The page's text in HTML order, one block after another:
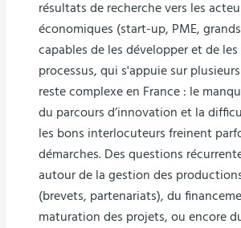
résultats de recherche vers les
économiques (start-up, PME,
capables de les développer et de les
processus, qui s'appuie sur
reste complexe en France : le
du parcours d’innovation et la
les bons interlocuteurs freinent
démarches. Des questions
autour de la gestion des
(brevets, partenariats), du
maturation des projets, ou encore